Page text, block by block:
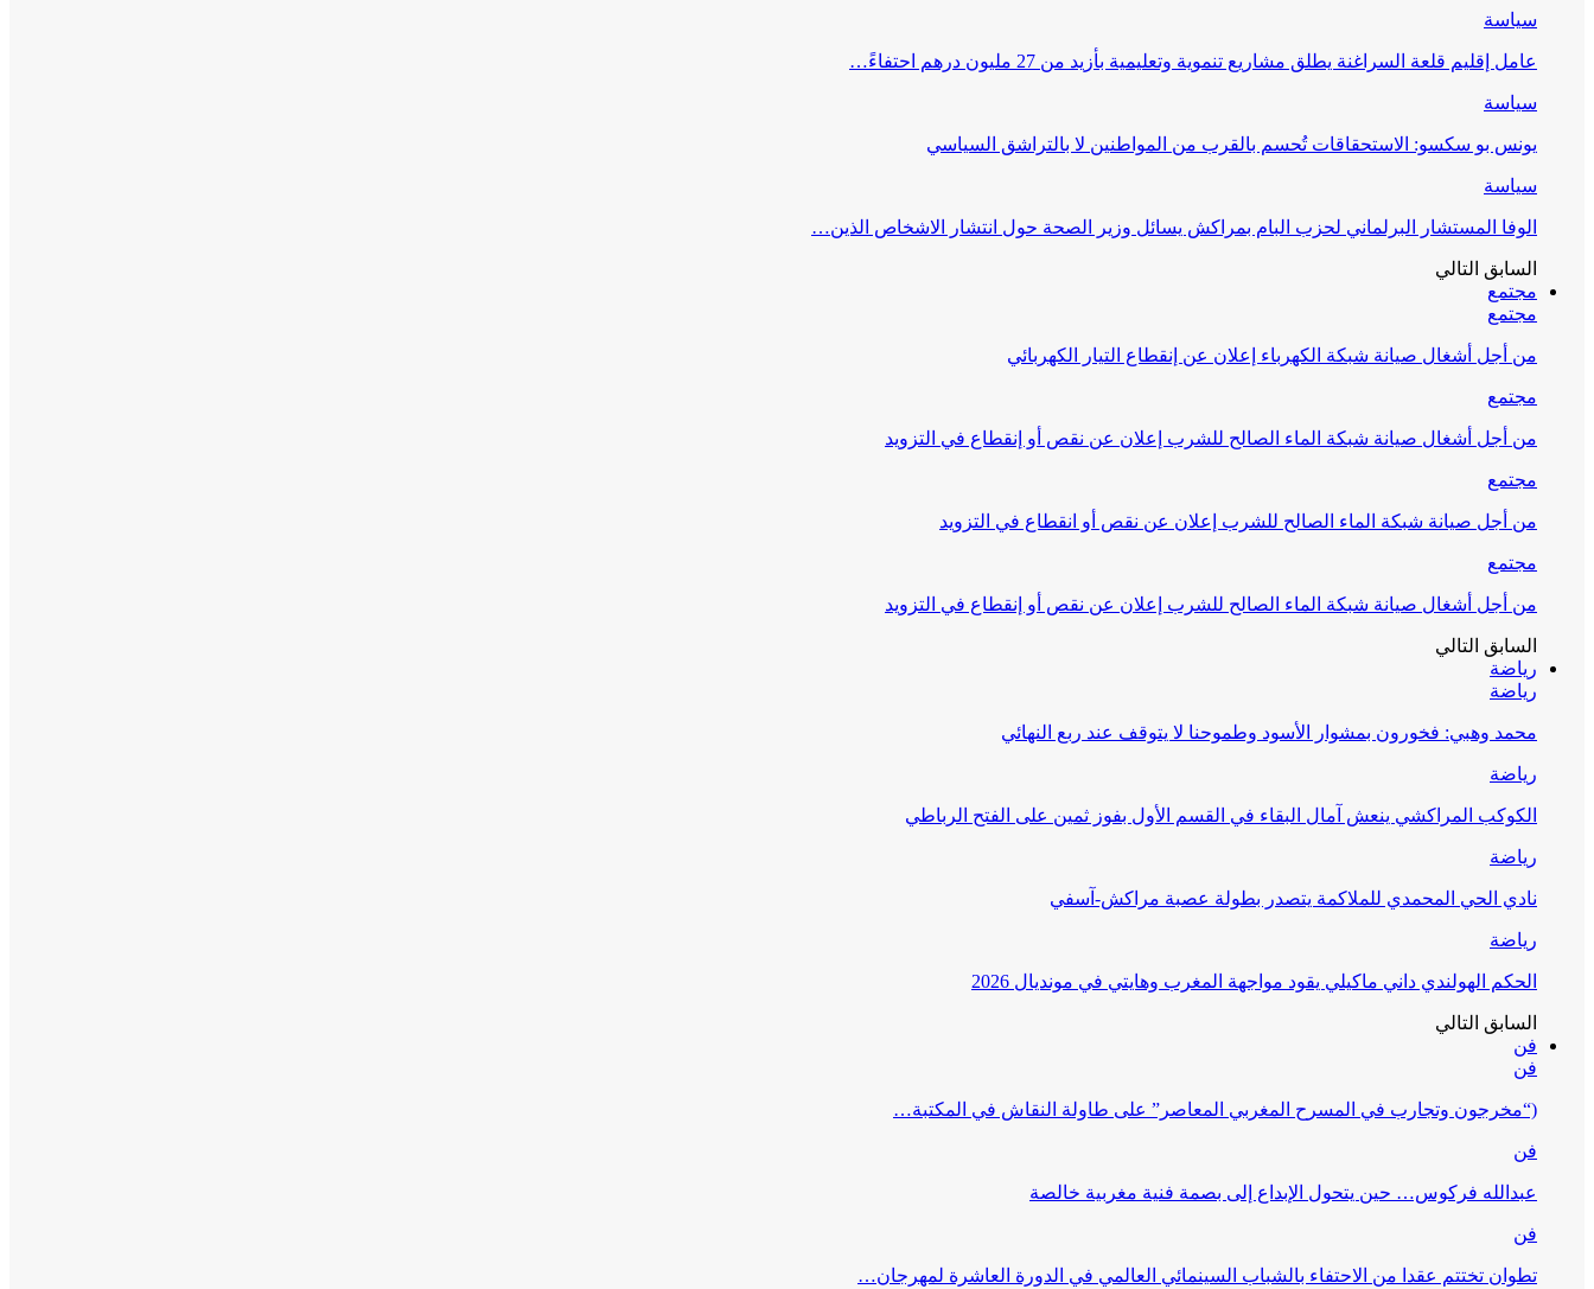
سياسة
عامل إقليم قلعة السراغنة يطلق مشاريع تنموية وتعليمية بأزيد من 27 مليون درهم احتفاءً…
سياسة
يونس بو سكسو: الاستحقاقات تُحسم بالقرب من المواطنين لا بالتراشق السياسي
سياسة
الوفا المستشار البرلماني لحزب البام بمراكش يسائل وزير الصحة حول انتشار الاشخاص الذين…
السابق التالي
مجتمع
مجتمع
من أجل أشغال صيانة شبكة الكهرباء إعلان عن إنقطاع التيار الكهربائي
مجتمع
من أجل أشغال صيانة شبكة الماء الصالح للشرب إعلان عن نقص أو إنقطاع في التزويد
مجتمع
من أجل صيانة شبكة الماء الصالح للشرب إعلان عن نقص أو انقطاع في التزويد
مجتمع
من أجل أشغال صيانة شبكة الماء الصالح للشرب إعلان عن نقص أو إنقطاع في التزويد
السابق التالي
رياضة
رياضة
محمد وهبي: فخورون بمشوار الأسود وطموحنا لا يتوقف عند ربع النهائي
رياضة
الكوكب المراكشي ينعش آمال البقاء في القسم الأول بفوز ثمين على الفتح الرباطي
رياضة
نادي الحي المحمدي للملاكمة يتصدر بطولة عصبة مراكش-آسفي
رياضة
الحكم الهولندي داني ماكيلي يقود مواجهة المغرب وهايتي في مونديال 2026
السابق التالي
فن
فن
(“مخرجون وتجارب في المسرح المغربي المعاصر” على طاولة النقاش في المكتبة…
فن
عبدالله فركوس… حين يتحول الإبداع إلى بصمة فنية مغربية خالصة
فن
تطوان تختتم عقدا من الاحتفاء بالشباب السينمائي العالمي في الدورة العاشرة لمهرجان…